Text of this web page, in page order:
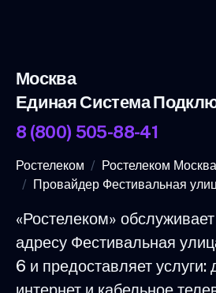
Москва
Единая Система
8 (800) 505-88-41
Ростелеком
Ростелеком Москва
Провайдер Фестивальная
«Ростелеком»
адресу Фестивальная
6 и предоставляет